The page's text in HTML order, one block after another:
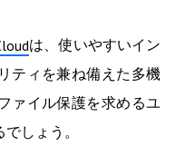
は、使いやすいイン
ティを兼ね備えた多機
ァイル保護を求めるユ
しょう。